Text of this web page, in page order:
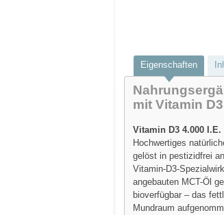
Eigenschaften
mit Vitamin D3
Vitamin D3 4.000
Hochwertiges
gelöst in pestizidfrei
Vitamin-D3-
angebauten MCT-Öl
bioverfügbar – das
Mundraum